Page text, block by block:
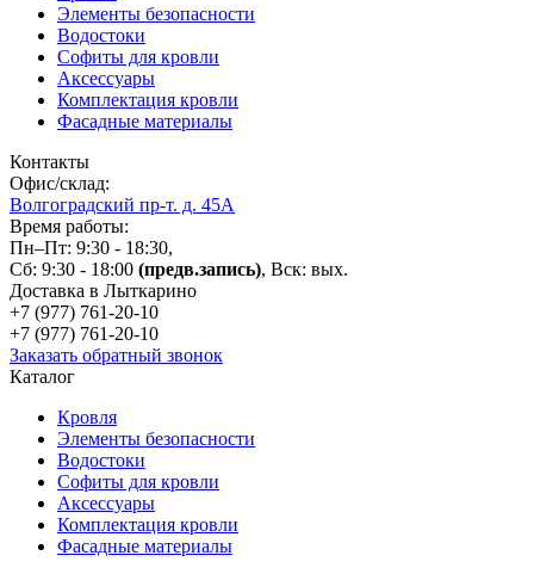
Элементы безопасности
Водостоки
Софиты для кровли
Аксессуары
Комплектация кровли
Фасадные материалы
Контакты
Офис/склад:
Волгоградский пр-т. д. 45А
Время работы:
Пн–Пт: 9:30 - 18:30,
Сб: 9:30 - 18:00 (предв.запись), Вск: вых.
Доставка в Лыткарино
+7 (977) 761-20-10
+7 (977) 761-20-10
Заказать обратный звонок
Каталог
Кровля
Элементы безопасности
Водостоки
Софиты для кровли
Аксессуары
Комплектация кровли
Фасадные материалы